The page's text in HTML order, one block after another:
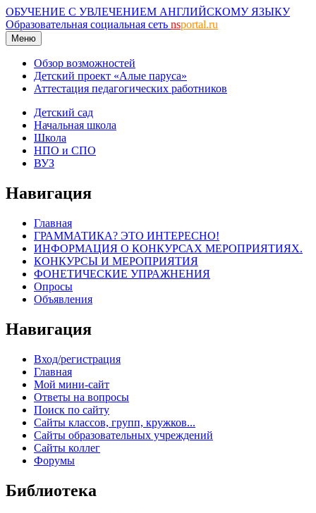
ОБУЧЕНИЕ С УВЛЕЧЕНИЕМ АНГЛИЙСКОМУ ЯЗЫКУ
Образовательная социальная сеть nsportal.ru
Меню
Обзор возможностей
Детский проект «Алые паруса»
Аттестация педагогических работников
Детский сад
Начальная школа
Школа
НПО и СПО
ВУЗ
Навигация
Главная
ГРАММАТИКА? ЭТО ИНТЕРЕСНО!
ИНФОРМАЦИЯ О КОНКУРСАХ МЕРОПРИЯТИЯХ.
КОНКУРСЫ И МЕРОПРИЯТИЯ
ФОНЕТИЧЕСКИЕ УПРАЖНЕНИЯ
Опросы
Объявления
Навигация
Вход/регистрация
Главная
Мой мини-сайт
Ответы на вопросы
Поиск по сайту
Сайты классов, групп, кружков...
Сайты образовательных учреждений
Сайты коллег
Форумы
Библиотека